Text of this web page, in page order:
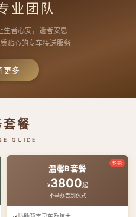
业团队
生者心安，逝者安息
贴心的专车接送服务
更多
套餐
GUIDE
热销
温馨B套餐
¥3800起
不举办告别仪式